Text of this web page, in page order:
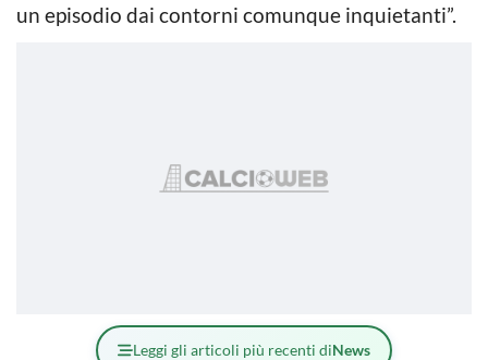
un episodio dai contorni comunque inquietanti”.
Leggi gli articoli più recenti diNews